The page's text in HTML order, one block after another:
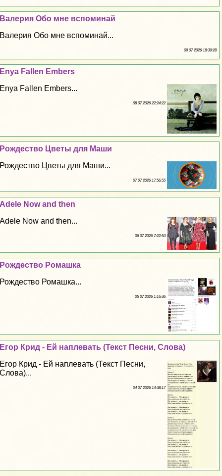
Валерия Обо мне вспоминай
Валерия Обо мне вспоминай...
09 07 2026 18:39:28
Enya Fallen Embers
Enya Fallen Embers...
08 07 2026 22:24:22
Рождество Цветы для Маши
Рождество Цветы для Маши...
07 07 2026 17:56:55
Adele Now and then
Adele Now and then...
06 07 2026 7:22:53
Рождество Ромашка
Рождество Ромашка...
05 07 2026 1:16:36
Егор Крид - Ей наплевать (Текст Песни, Слова)
Егор Крид - Ей наплевать (Текст Песни,
Слова)...
04 07 2026 14:38:17